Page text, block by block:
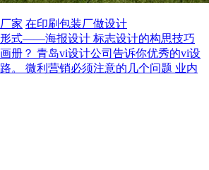
家 在印刷包装厂做设计
形式——海报设计 标志设计的构思技巧
册？ 青岛vi设计公司告诉你优秀的vi设
。 微利营销必须注意的几个问题 业内